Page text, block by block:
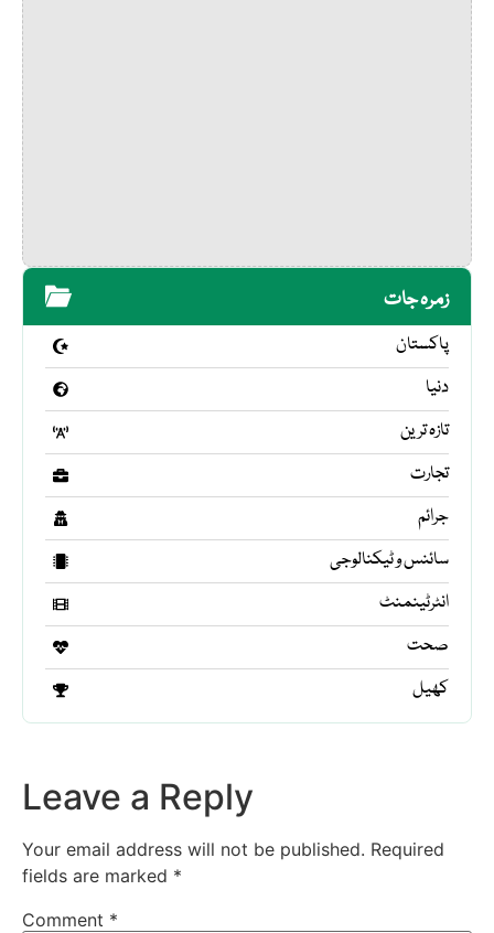
زمرہ جات
پاکستان
دنیا
تازہ ترین
تجارت
جرائم
سائنس و ٹیکنالوجی
انٹرٹینمنٹ
صحت
کھیل
Leave a Reply
Your email address will not be published. Required
fields are marked *
Comment *